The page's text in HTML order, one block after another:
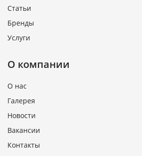
Статьи
Бренды
Услуги
О компании
О нас
Галерея
Новости
Вакансии
Контакты